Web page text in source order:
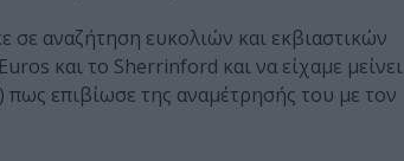
σε αναζήτηση ευκολιών και εκβιαστικών
και το Sherrinford και να είχαμε μείνει
επιβίωσε της αναμέτρησής του με τον